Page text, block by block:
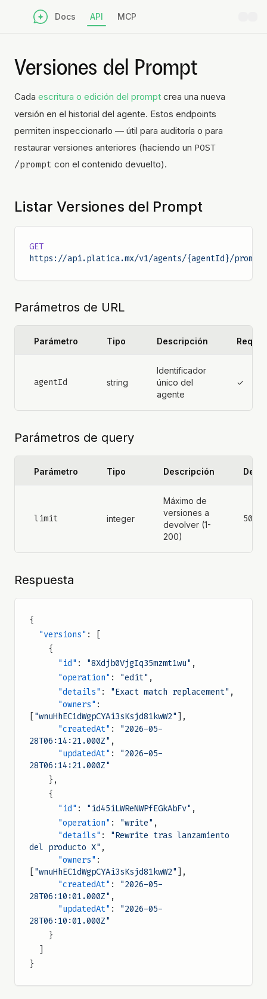
Docs API MCP
Versiones del Prompt
Cada escritura o edición del prompt crea una nueva
versión en el historial del agente. Estos endpoints
permiten inspeccionarlo — útil para auditoría o para
restaurar versiones anteriores (haciendo un POST
/prompt con el contenido devuelto).
Listar Versiones del Prompt
GET
https://api.platica.mx/v1/agents/{agentId}/
Parámetros de URL
Parámetro Tipo Descripción
agentId string
Identificador
único del
agente
✓
Parámetros de query
Parámetro Tipo Descripción
limit integer
Máximo de
versiones a
devolver (1-
200)
50
Respuesta
{
  "versions"
: [
    {
      "id"
: "8Xdjb0VjgIq35mzmt1wu" ,
      "operation"
: "edit" ,
      "details"
: "Exact match replacement" ,
      "owners"
:
["wnuHhEC1dWgpCYAi3sKsjd81kwW2" ],
      "createdAt"
:
"2026-05-
28T06:14:21.000Z" ,
      "updatedAt"
:
"2026-05-
28T06:14:21.000Z"
    },
    {
      "id"
: "id45iLWReNWPfEGkAbFv" ,
      "operation"
: "write" ,
      "details"
:
"Rewrite tras lanzamiento
del producto X" ,
      "owners"
:
["wnuHhEC1dWgpCYAi3sKsjd81kwW2" ],
      "createdAt"
:
"2026-05-
28T06:10:01.000Z" ,
      "updatedAt"
:
"2026-05-
28T06:10:01.000Z"
    }
  ]
}